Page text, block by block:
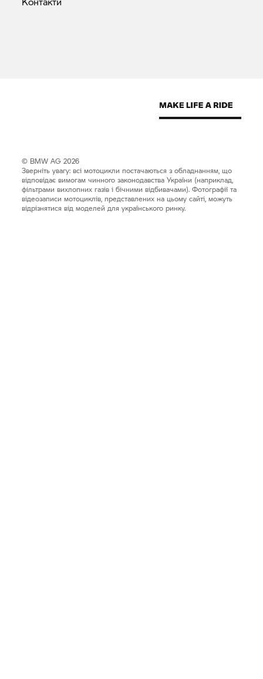
© BMW AG 2026
Зверніть увагу: всі мотоцикли постачаються з обладнанням, що
відповідає вимогам чинного законодавства України (наприклад,
фільтрами вихлопних газів і бічними відбивачами). Фотографії та
відеозаписи мотоциклів, представлених на цьому сайті, можуть
відрізнятися від моделей для українського ринку.